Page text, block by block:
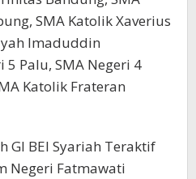
SMA Katolik Xaverius
Imaduddin
5 Palu, SMA Negeri 4
Katolik Frateran
GI BEI Syariah Teraktif
Negeri Fatmawati